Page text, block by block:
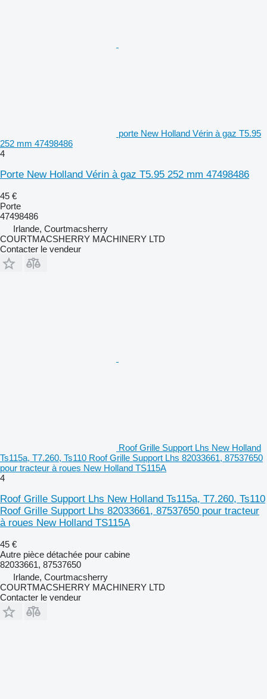
porte New Holland Vérin à gaz T5.95
252 mm 47498486
4
Porte New Holland Vérin à gaz T5.95 252 mm 47498486
45 €
Porte
47498486
Irlande, Courtmacsherry
COURTMACSHERRY MACHINERY LTD
Contacter le vendeur
Roof Grille Support Lhs New Holland
Ts115a, T7.260, Ts110 Roof Grille Support Lhs 82033661, 87537650
pour tracteur à roues New Holland TS115A
4
Roof Grille Support Lhs New Holland Ts115a, T7.260, Ts110
Roof Grille Support Lhs 82033661, 87537650 pour tracteur
à roues New Holland TS115A
45 €
Autre pièce détachée pour cabine
82033661, 87537650
Irlande, Courtmacsherry
COURTMACSHERRY MACHINERY LTD
Contacter le vendeur